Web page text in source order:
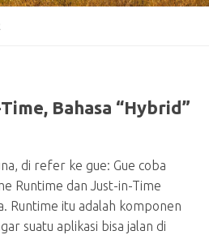
Bahasa “Hybrid”
di refer ke gue: Gue coba
Runtime dan Just-in-Time
Runtime itu adalah komponen
suatu aplikasi bisa jalan di